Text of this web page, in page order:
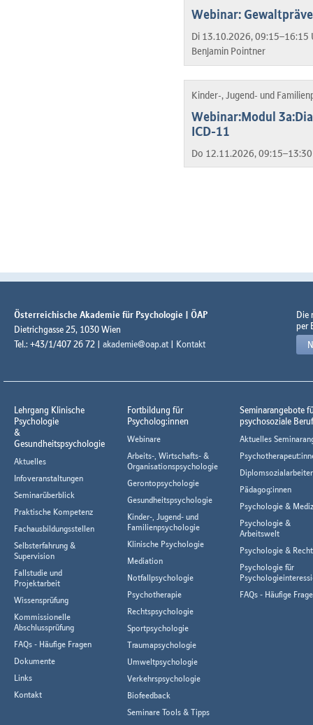
Webinar:
Di 13.10.2026, 09:15–16:15
Benjamin Pointner
Kinder-, Jugend- und
Webinar:Modul
ICD-11
Do 12.11.2026,
Österreichische Akademie für Psychologie | ÖAP
Dietrichgasse 25, 1030 Wien
Tel.: +43/1/407 26 72 | akademie@oap.at | Kontakt
Die
per
Lehrgang Klinische
Psychologie
&
Gesundheitspsychologie
Aktuelles
Infoveranstaltungen
Seminarüberblick
Praktische Kompetenz
Fachausbildungsstellen
Selbsterfahrung &
Supervision
Fallstudie und
Projektarbeit
Wissensprüfung
Kommissionelle
Abschlussprüfung
FAQs - Häufige Fragen
Dokumente
Links
Kontakt
Fortbildung für
Psycholog:innen
Webinare
Arbeits-, Wirtschafts- &
Organisationspsychologie
Gerontopsychologie
Gesundheitspsychologie
Kinder-, Jugend- und
Familienpsychologie
Klinische Psychologie
Mediation
Notfallpsychologie
Psychotherapie
Rechtspsychologie
Sportpsychologie
Traumapsychologie
Umweltpsychologie
Verkehrspsychologie
Biofeedback
Seminare Tools & Tipps
Seminarangebote
psychosoziale
Aktuelles
Pädagog:innen
Psychologie &
Psychologie &
Arbeitswelt
Psychologie & Recht
Psychologie für
FAQs - Häufige